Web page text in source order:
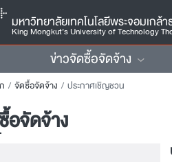
มหาวิทยาลัยเทคโนโลยีพระจอมเกล้
King Mongkut’s University of Technology
ข่าวจัดซื้อจัดจ้าง
จัดซื้อจัดจ้าง ประกาศเชิญชวน
อจัดจ้าง